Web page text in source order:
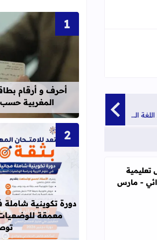
جذاذات الدعم الخاصة بالوحدة الثانية مرشدي في اللغة العربية للمستوى الثاني ابتدائي قابلة للتعديل
خاصة بسلك التعليم الابتدائي - مارس 2026
تعليمية
- مارس
أحرف و أرقام
المغربية
دورة تكوينية شاملة
معمقة